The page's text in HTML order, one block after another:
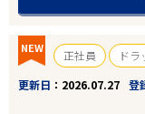
フリーワード
NEW 正社員
ドラ
更新日
2026.07.27 登